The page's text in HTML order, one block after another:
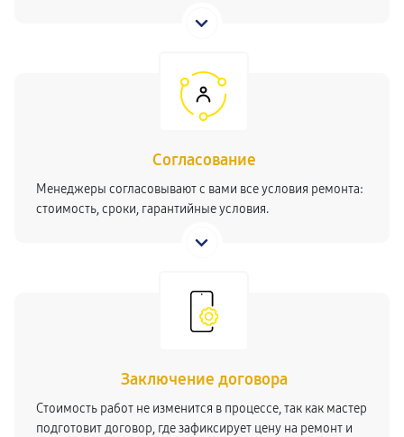
Согласование
Менеджеры согласовывают с вами все условия ремонта:
стоимость, сроки, гарантийные условия.
Заключение договора
Стоимость работ не изменится в процессе, так как мастер
подготовит договор, где зафиксирует цену на ремонт и